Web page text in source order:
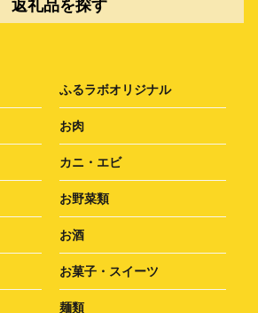
返礼品を探す
ふるラボオリジナル
お肉
カニ・エビ
お野菜類
お酒
お菓子・スイーツ
麺類